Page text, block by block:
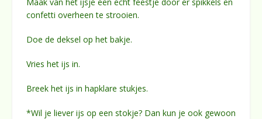
confetti overheen te strooien.
Doe de deksel op het bakje.
Vries het ijs in.
Breek het ijs in hapklare stukjes.
*Wil je liever ijs op een stokje? Dan kun je ook gewoon